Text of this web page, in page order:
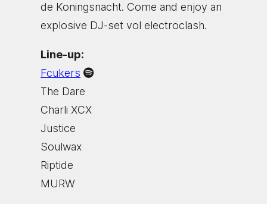
de Koningsnacht. Come and enjoy an
explosive DJ-set vol electroclash.
Line-up:
Fcukers
The Dare
Charli XCX
Justice
Soulwax
Riptide
MURW